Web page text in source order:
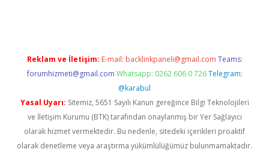
Reklam ve İletişim: E-mail: backlinkpaneli@gmail.com Teams:
forumhizmeti@gmail.com Whatsapp: 0262 606 0 726 Telegram:
@karabul
Yasal Uyarı: Sitemiz, 5651 Sayılı Kanun gereğince Bilgi Teknolojileri
ve İletişim Kurumu (BTK) tarafından onaylanmış bir Yer Sağlayıcı
olarak hizmet vermektedir. Bu nedenle, sitedeki içerikleri proaktif
olarak denetleme veya araştırma yükümlülüğümüz bulunmamaktadır.